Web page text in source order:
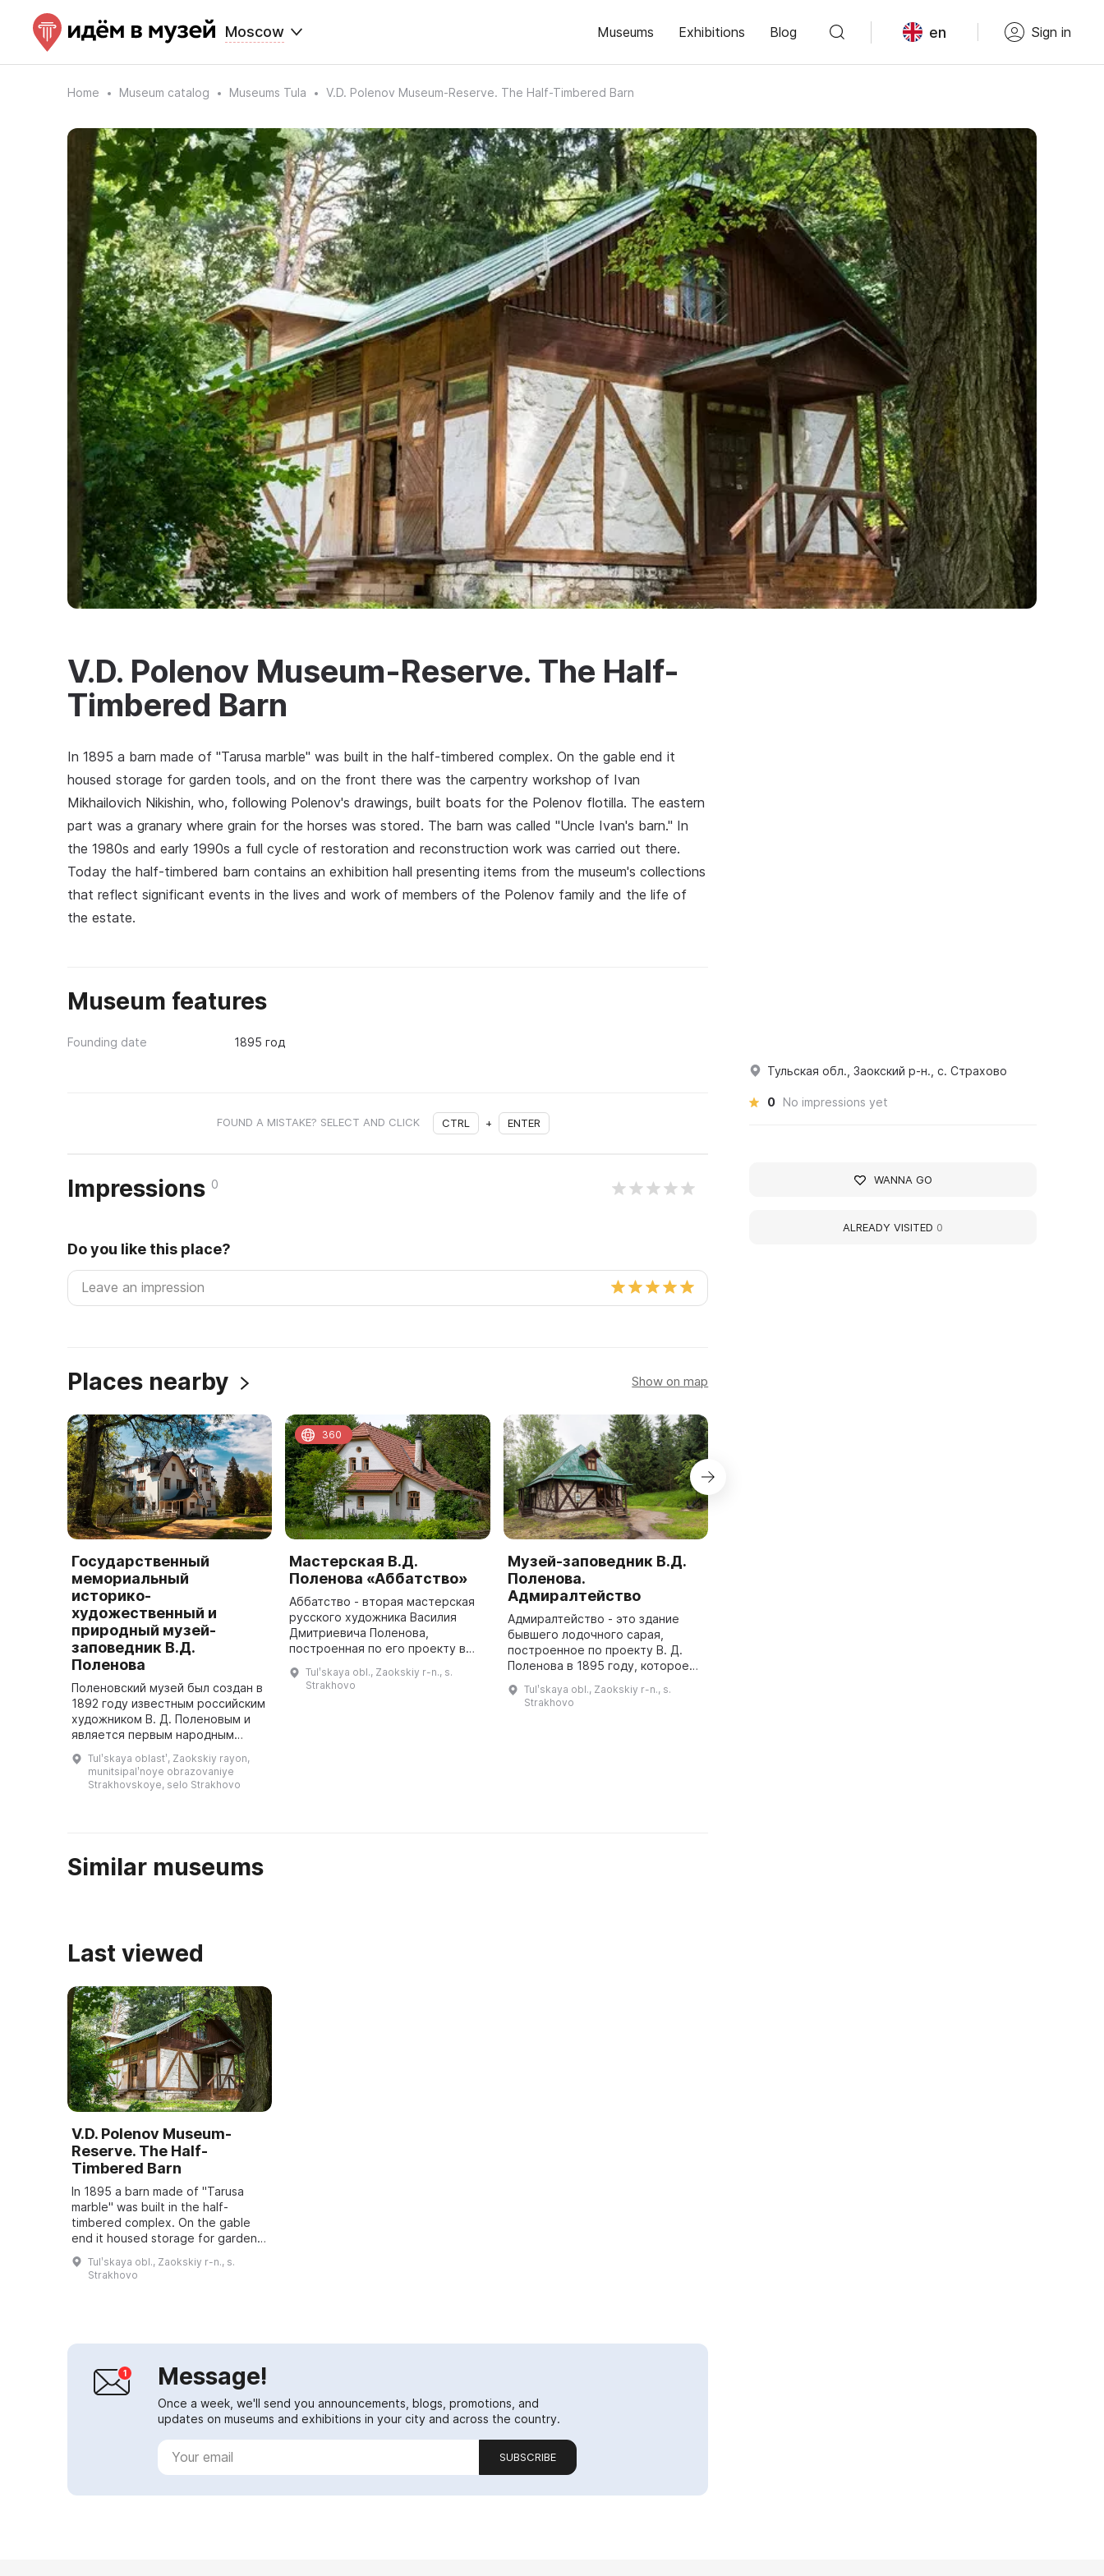
Moscow Museums Exhibitions Blog en Sign in
Home Museum catalog Museums Tula V.D. Polenov Museum-Reserve. The Half-Timbered Barn
V.D. Polenov Museum-Reserve. The Half-
Timbered Barn
In 1895 a barn made of "Tarusa marble" was built in the half-timbered complex. On the gable end it
housed storage for garden tools, and on the front there was the carpentry workshop of Ivan
Mikhailovich Nikishin, who, following Polenov's drawings, built boats for the Polenov flotilla. The eastern
part was a granary where grain for the horses was stored. The barn was called "Uncle Ivan's barn." In
the 1980s and early 1990s a full cycle of restoration and reconstruction work was carried out there.
Today the half-timbered barn contains an exhibition hall presenting items from the museum's collections
that reflect significant events in the lives and work of members of the Polenov family and the life of
the estate.
Museum features
Founding date 1895 год
FOUND A MISTAKE? SELECT AND CLICK CTRL + ENTER
Impressions 0
Do you like this place?
Places nearby Show on map
Государственный
мемориальный
историко-
художественный и
природный музей-
заповедник В.Д.
Поленова
Поленовский музей был создан в
1892 году известным российским
художником В. Д. Поленовым и
является первым народным
Здесь представлены различные
Tulʹskaya oblastʹ, Zaokskiy rayon,
munitsipalʹnoye obrazovaniye
Strakhovskoye, selo Strakhovo
Мастерская В.Д.
Поленова «Аббатство»
Аббатство - вторая мастерская
русского художника Василия
Дмитриевича Поленова,
построенная по его проекту в
романского и готического
Tulʹskaya obl., Zaokskiy r-n., s.
Strakhovo
360
Музей-заповедник В.Д.
Поленова.
Адмиралтейство
Адмиралтейство - это здание
бывшего лодочного сарая,
построенное по проекту В. Д.
Поленова в 1895 году, которое
лодок. Оно было построено в
Tulʹskaya obl., Zaokskiy r-n., s.
Strakhovo
Similar museums
Last viewed
V.D. Polenov Museum-
Reserve. The Half-
Timbered Barn
In 1895 a barn made of "Tarusa
marble" was built in the half-
timbered complex. On the gable
end it housed storage for garden
tools, and on the front there was
the carpentry workshop of Ivan
Tulʹskaya obl., Zaokskiy r-n., s.
Strakhovo
Message!
Once a week, we'll send you announcements, blogs, promotions, and
updates on museums and exhibitions in your city and across the country.
SUBSCRIBE
Тульская обл., Заокский р-н., с. Страхово
0 No impressions yet
WANNA GO
ALREADY VISITED 0